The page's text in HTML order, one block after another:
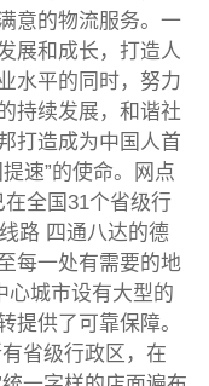
意的物流服务。一
展和成长，打造人
水平的同时，努力
持续发展，和谐社
打造成为中国人首
速”的使命。网点
全国31个省级行
路 四通八达的德
每一处有需要的地
心城市设有大型的
提供了可靠保障。
省级行政区，在